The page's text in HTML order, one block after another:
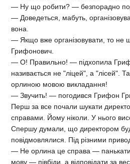
— Ну що робити? — безпорадно
— Доведеться, мабуть,
вона.
— Якщо вже організовувати, то не
Грифонович.
— О! Правильно! — підхопила
називається не "ліцей", а "лісей".
орлиною мовою викладання!
— Звучить! — погодився Грифон
Перш за все почали шукати
справами. Йому ніколи. У нього
Спершу думали, що директором
повідмовлялися. Під різними
— Не орлина це справа —
мову — півбіди, а відповідати за